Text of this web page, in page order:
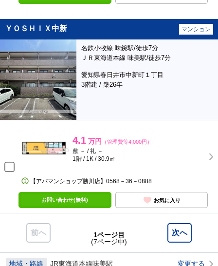
ＹＯＳＨＩＸ中新 マンション
名鉄小牧線 味鋺駅/徒歩7分
ＪＲ東海道本線 味美駅/徒歩7分
愛知県春日井市中新町１丁目
3階建 / 築26年
4.1 万円 （管理費等4,000円）
敷 － / 礼 －
1階 / 1K / 30.9㎡
【アパマンショップ勝川店】0568－36－0888
お問い合わせ(無料) お気に入り
前へ 次へ
1ページ目
(7ページ中)
地域・路線 JR東海道本線味美駅 変更する